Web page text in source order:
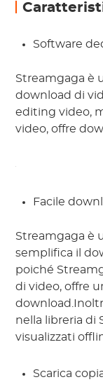
Software
Streamgaga è
download di
editing video,
video, offre
Facile
Streamgaga è
semplifica il
poiché
di video, offre
nella libreria di
visualizzati
Scarica